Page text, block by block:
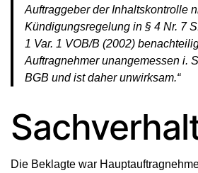
Auftraggeber der Inhaltskontrolle
Kündigungsregelung in § 4 Nr. 7
1 Var. 1 VOB/B (2002)
Auftragnehmer unangemessen i.
BGB und ist daher unwirksam.“
Die Beklagte war